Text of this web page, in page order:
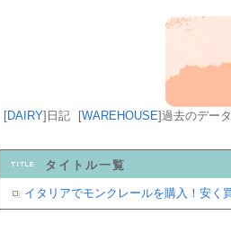
[DAIRY] 日記 [WAREHOUSE]過去のデータ
タイトル一覧
イタリアでモンクレールを購入！安く